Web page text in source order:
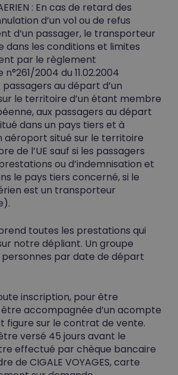
: En cas de retard des
d’un vol ou de refus
d’un passager, le transporteur
dans les conditions et limites
par le règlement
2004 du 11.02.2004
au départ d’un
le territoire d’un étant membre
aux passagers au départ
dans un pays tiers et à
aéroport situé sur le territoire
de l’UE sauf si les passagers
ou d’indemnisation et
le pays tiers concerné, si le
est un transporteur
toutes les prestations qui
notre dépliant. Un groupe
personnes par date de départ
inscription, pour être
accompagnée d’un acompte
figure sur le contrat de vente.
versé 45 jours avant le
effectué par chèque bancaire
de CIGALE VOYAGES, carte